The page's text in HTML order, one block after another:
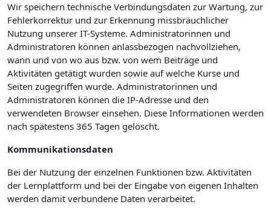
Wir speichern technische Verbindungsdaten zur Wartung, zur
Fehlerkorrektur und zur Erkennung missbräuchlicher
Nutzung unserer IT-Systeme. Administratorinnen und
Administratoren können anlassbezogen nachvollziehen,
wann und von wo aus bzw. von wem Beiträge und
Aktivitäten getätigt wurden sowie auf welche Kurse und
Seiten zugegriffen wurde. Administratorinnen und
Administratoren können die IP-Adresse und den
verwendeten Browser einsehen. Diese Informationen werden
nach spätestens 365 Tagen gelöscht.
Kommunikationsdaten
Bei der Nutzung der einzelnen Funktionen bzw. Aktivitäten
der Lernplattform und bei der Eingabe von eigenen Inhalten
werden damit verbundene Daten verarbeitet.